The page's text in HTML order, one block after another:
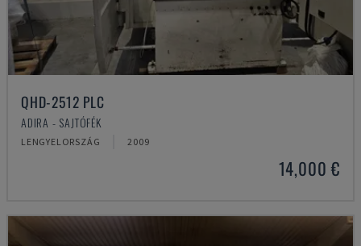
QHD-2512 PLC
ADIRA - SAJTÓFÉK
LENGYELORSZÁG 2009
14,000 €